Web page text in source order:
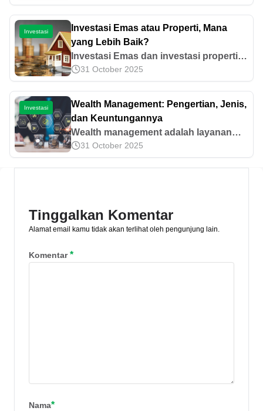
pemiliknya atas aset dan laba
perusahaan. Simak informasi
selengkapnya di sini!
Investasi
Investasi Emas atau Properti, Mana
yang Lebih Baik?
Investasi Emas dan investasi properti
memang populer di kalangan
masyarakat bila dibandingkan dengan
jenis investasi lainnya. Namun
manakah yang lebih cocok untuk
Anda? Saat ini, kesadaran akan
pentingnya hari depan sudah mulai
masa depan yang nyaman, mereka pun
dengan berinvestasi. Ya, [&hellip;]
31 October 2025
Investasi
Wealth Management: Pengertian, Jenis,
dan Keuntungannya
Wealth management adalah layanan
oleh bank yang menyediakan jasa
konsultasi terkait pengelolaan aset
31 October 2025
Tinggalkan Komentar
Alamat email kamu tidak akan terlihat oleh pengunjung lain.
Komentar*
Nama*